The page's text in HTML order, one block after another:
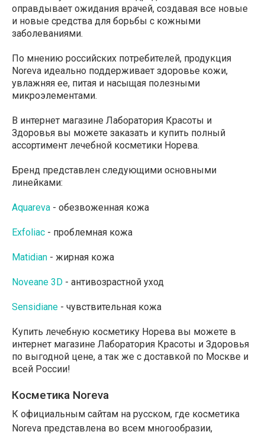
оправдывает ожидания врачей, создавая все новые
и новые средства для борьбы с кожными
заболеваниями.
По мнению российских потребителей, продукция
Noreva идеально поддерживает здоровье кожи,
увлажняя ее, питая и насыщая полезными
микроэлементами.
В интернет магазине Лаборатория Красоты и
Здоровья вы можете заказать и купить полный
ассортимент лечебной косметики Норева.
Бренд представлен следующими основными
линейками:
Aquareva - обезвоженная кожа
Exfoliac - проблемная кожа
Matidian - жирная кожа
Noveane 3D - антивозрастной уход
Sensidiane - чувствительная кожа
Купить лечебную косметику Норева вы можете в
интернет магазине Лаборатория Красоты и Здоровья
по выгодной цене, а так же с доставкой по Москве и
всей России!
Косметика Noreva
К официальным сайтам на русском, где косметика
Noreva представлена во всем многообразии,